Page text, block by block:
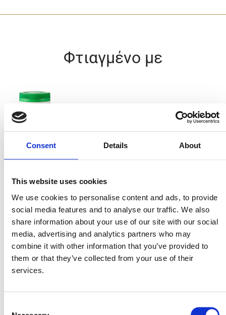
Consent Details About
This website uses cookies
We use cookies to personalise content and ads, to provide
social media features and to analyse our traffic. We also
share information about your use of our site with our social
media, advertising and analytics partners who may
combine it with other information that you’ve provided to
them or that they’ve collected from your use of their
services.
Φτιαγμένο με
Ζωμός Λαχανικών
Συστατικά
4 μεγάλες τορτίγιες
1 στήθος κοτόπουλου
1 καρότο, τριμμένο
1 πακέτο ξινή κρέμα (sour cream)